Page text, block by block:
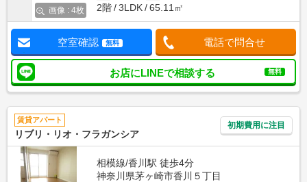
画像 : 4枚
2階
3LDK 65.11㎡
空室確認 無料 電話で問合せ
お店にLINEで相談する 無料
賃貸アパート
リブリ・リオ・フラガンシア
初期費用に注目
相模線/香川駅 徒歩4分
神奈川県茅ヶ崎市香川５丁目